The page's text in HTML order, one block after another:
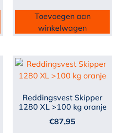
Toevoegen aan
winkelwagen
Reddingsvest Skipper
1280 XL >100 kg oranje
€87,95